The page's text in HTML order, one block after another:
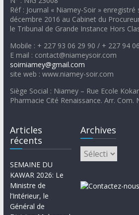
Réf : Journal « Niamey-Soir »
décembre 2016 au Cabinet du
le Tribunal de Grande Instance Hors
Mobile : + 227 93 06 29 90 / + 227 94
E mail : contact@niameysoir.com
soirniamey@gmail.com
site web : www.niamey-soir.com
Siège Social : Niamey – Rue Ecole
Pharmacie Cité Renaissance. Arr. Com.
Articles
récents
SEMAINE DU
KAWAR 2026: Le
Ministre de
l’Intérieur, le
Général de
Archives